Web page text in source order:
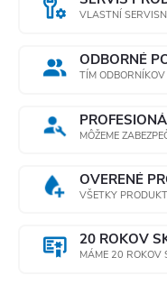
VLASTNÍ
ODBORNÉ
TÍM
MÔŽEME
OVERENÉ
VŠETKY
20 ROKOV
MÁME 20 ROKOV